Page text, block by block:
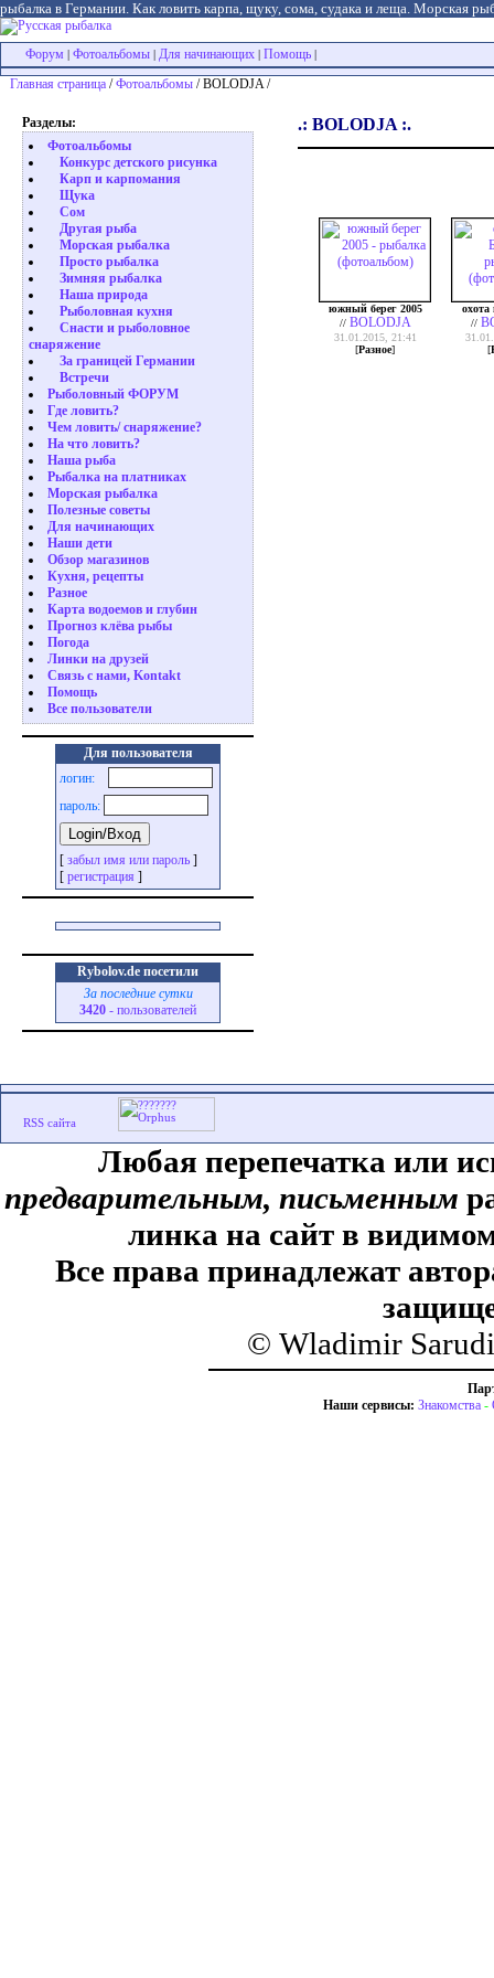
рыбалка в Германии. Как ловить карпа, щуку, сома, судака и леща. Морская
Форум Фотоальбомы Для начинающих Помощь
Главная страница /Фотоальбомы / BOLODJA /
Разделы:
Фотоальбомы
Конкурс детского рисунка
Карп и карпомания
Щука
Сом
Другая рыба
Морская рыбалка
Просто рыбалка
Зимняя рыбалка
Наша природа
Рыболовная кухня
Снасти и рыболовное
снаряжение
За границей Германии
Встречи
Рыболовный ФОРУМ
Где ловить?
Чем ловить/ снаряжение?
На что ловить?
Наша рыба
Рыбалка на платниках
Морская рыбалка
Полезные советы
Для начинающих
Наши дети
Обзор магазинов
Кухня, рецепты
Разное
Карта водоемов и глубин
Прогноз клёва рыбы
Погода
Линки на друзей
Связь с нами, Kontakt
Помощь
Все пользователи
Для пользователя
логин:
пароль:
[ забыл имя или пароль ]
[ регистрация ]
Rybolov.de посетили
За последние сутки
3420 - пользователей
.: BOLODJA :.
южный берег 2005
// BOLODJA
31.01.2015, 21:41
[Разное]
//
[
Любая перепечатка или
предварительным, письменным
линка на сайт в
Все права принадлежат
© Wladimir
Наши сервисы: Знакомства -